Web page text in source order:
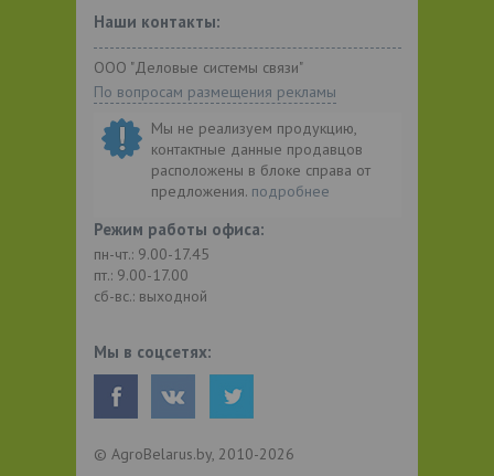
Наши контакты:
ООО "Деловые системы связи"
По вопросам размещения рекламы
Мы не реализуем продукцию,
контактные данные продавцов
расположены в блоке справа от
предложения. подробнее
Режим работы офиса:
пн-чт.: 9.00-17.45
пт.: 9.00-17.00
сб-вс.: выходной
Мы в соцсетях:
© AgroBelarus.by, 2010-2026